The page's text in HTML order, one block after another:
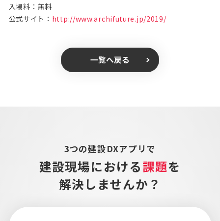
入場料：無料
公式サイト： http://www.archifuture.jp/2019/
一覧へ戻る
3つの建設DXアプリで
建設現場における課題を
解決しませんか？